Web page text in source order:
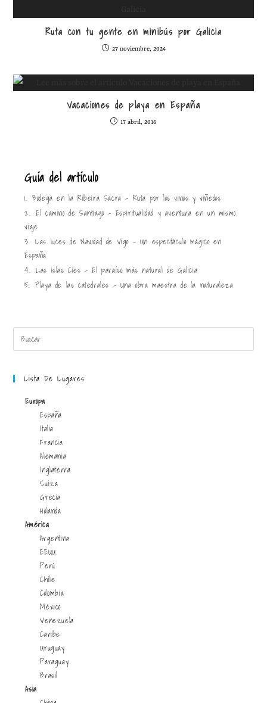
Ruta con tu gente en minibús por Galicia
27 noviembre, 2024
Vacaciones de playa en España
17 abril, 2016
Guía del artículo
1. Bodega en la Ribeira Sacra – Ruta por los vinos y viñedos
2. El camino de Santiago – Espiritualidad y aventura en un mismo
viaje
3. Las luces de Navidad de Vigo – Un espectáculo mágico en
España
4. Las islas Cíes – El paraíso más natural de Galicia
5. Playa de las catedrales – Una obra maestra de la naturaleza
Lista De Lugares
Europa
España
Italia
Francia
Alemania
Inglaterra
Suiza
Grecia
Holanda
América
Argentina
EEUU
Perú
Chile
Colombia
México
Venezuela
Caribe
Uruguay
Paraguay
Brasil
Asia